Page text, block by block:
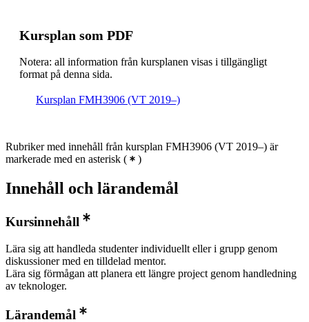
Kursplan som PDF
Notera: all information från kursplanen visas i tillgängligt
format på denna sida.
Kursplan FMH3906 (VT 2019–)
Rubriker med innehåll från kursplan FMH3906 (VT 2019–) är
markerade med en asterisk ( )
Innehåll och lärandemål
Kursinnehåll
Lära sig att handleda studenter individuellt eller i grupp genom
diskussioner med en tilldelad mentor.
Lära sig förmågan att planera ett längre project genom handledning
av teknologer.
Lärandemål